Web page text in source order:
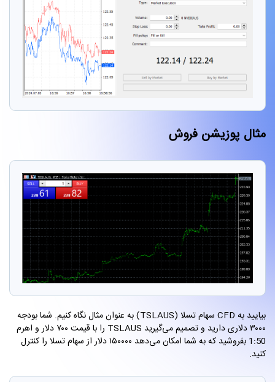
مثال پوزیشن فروش
بیایید به CFD سهام تسلا (TSLAUS) به عنوان مثال نگاه کنیم. شما بودجه
۳۰۰۰ دلاری دارید و تصمیم می‌گیرید TSLAUS را با قیمت ۷۰۰ دلار و اهرم
1:50 بفروشید که به شما امکان می‌دهد ۱۵۰۰۰۰ دلار از سهام تسلا را کنترل
کنید.